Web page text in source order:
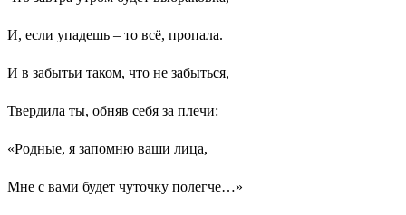
И, если упадешь – то всё, пропала.
И в забытьи таком, что не забыться,
Твердила ты, обняв себя за плечи:
«Родные, я запомню ваши лица,
Мне с вами будет чуточку полегче…»